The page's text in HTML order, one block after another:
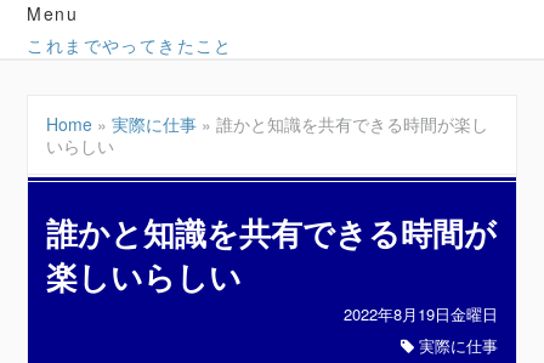
Menu
これまでやってきたこと
Home »実際に仕事 »誰かと知識を共有できる時間が楽し
いらしい
誰かと知識を共有できる時間が
楽しいらしい
2022年8月19日金曜日
実際に仕事